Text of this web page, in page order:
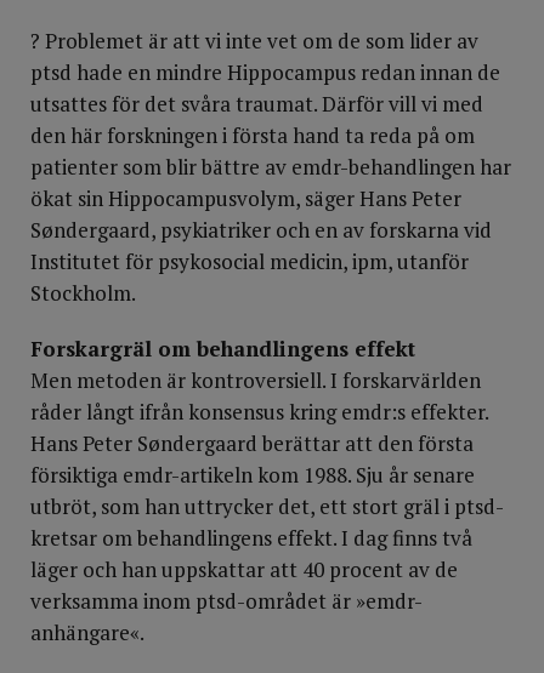
? Problemet är att vi inte vet om de som lider av
ptsd hade en mindre Hippocampus redan innan de
utsattes för det svåra traumat. Därför vill vi med
den här forskningen i första hand ta reda på om
patienter som blir bättre av emdr-behandlingen har
ökat sin Hippocampusvolym, säger Hans Peter
Søndergaard, psykiatriker och en av forskarna vid
Institutet för psykosocial medicin, ipm, utanför
Stockholm.
Forskargräl om behandlingens effekt
Men metoden är kontroversiell. I forskarvärlden
råder långt ifrån konsensus kring emdr:s effekter.
Hans Peter Søndergaard berättar att den första
försiktiga emdr-artikeln kom 1988. Sju år senare
utbröt, som han uttrycker det, ett stort gräl i ptsd-
kretsar om behandlingens effekt. I dag finns två
läger och han uppskattar att 40 procent av de
verksamma inom ptsd-området är »emdr-
anhängare«.